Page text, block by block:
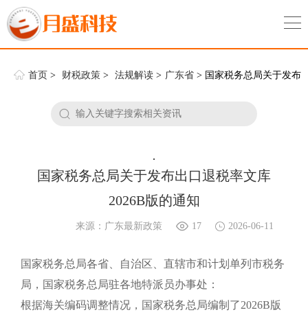
首页 > 财税政策 > 法规解读 > 广东省 > 国家税务总局关于发布
.
国家税务总局关于发布出口退税率文库
2026B版的通知
2026-06-11
17
来源：广东最新政策
国家税务总局各省、自治区、直辖市和计划单列市税务
局，国家税务总局驻各地特派员办事处：
根据海关编码调整情况，国家税务总局编制了2026B版